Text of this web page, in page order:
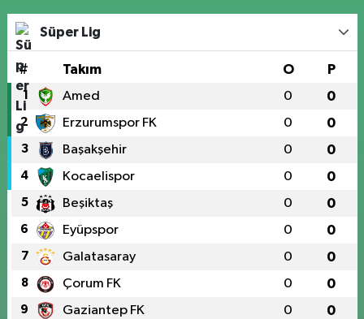
Süper Lig
# Takım O P
1 Amed 0 0
2 Erzurumspor FK 0 0
3 Başakşehir 0 0
4 Kocaelispor 0 0
5 Beşiktaş 0 0
6 Eyüpspor 0 0
7 Galatasaray 0 0
8 Çorum FK 0 0
9 Gaziantep FK 0 0